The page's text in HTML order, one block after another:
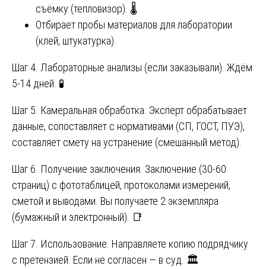
съёмку (тепловизор). 🌡️
Отбирает пробы материалов для лаборатории
(клей, штукатурка).
Шаг 4. Лабораторные анализы (если заказывали). Ждём
5-14 дней. 🧪
Шаг 5. Камеральная обработка. Эксперт обрабатывает
данные, сопоставляет с нормативами (СП, ГОСТ, ПУЭ),
составляет смету на устранение (смешанный метод).
Шаг 6. Получение заключения. Заключение (30-60
страниц) с фототаблицей, протоколами измерений,
сметой и выводами. Вы получаете 2 экземпляра
(бумажный и электронный). 📑
Шаг 7. Использование. Направляете копию подрядчику
с претензией. Если не согласен — в суд. 🏛️